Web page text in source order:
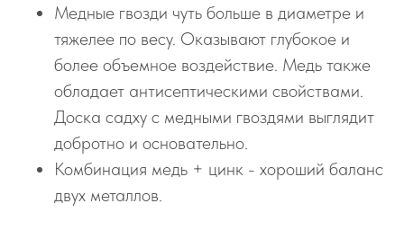
Медные гвозди чуть больше в диаметре и
тяжелее по весу. Оказывают глубокое и
более объемное воздействие. Медь также
обладает антисептическими свойствами.
Доска садху с медными гвоздями выглядит
добротно и основательно.
Комбинация медь + цинк - хороший баланс
двух металлов.